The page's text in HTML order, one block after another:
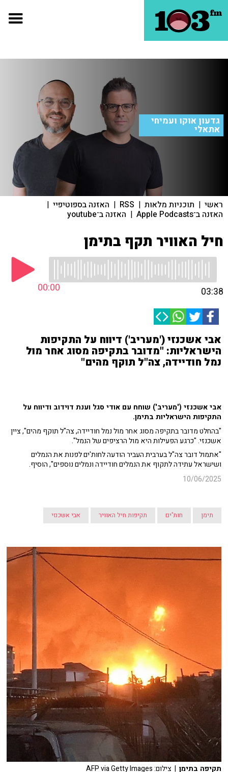
גדעון אוקו ועמיחי
אתאלי
ראשי | תוכניות מלאות |
RSS
| האזנה בספוטיפיי |
האזנה ב־Apple Podcasts | האזנה ב־youtube
חיל האוויר תקף בתימן
00:00 03:38
אבי אשכנזי ('מעריב') דיווח על התקיפות
הישראליות: "מדובר בתקיפה מסוג אחר מול
נמל חודיידה, צה"ל תוקף מהים"
אבי אשכנזי ('מעריב') שוחח עם אודי סגל וענת דוידוב ודיווח על
התקיפות הישראליות בתימן.
"בהחלט מדובר בתקיפה מסוג אחר מול נמל חודיידה, צה"ל תוקף מהים", ציין
אשכנזי. "כרגע הפעילות היא מול הרציפים של הנמל".
"אתמול דובר צה"ל בערבית העביר הודעה לחות'ים לפנות את הנמלים
ושישראל עתידה לתקוף את הנמלים חודיידה ונמלים נוספים", הוסיף.
10/06/2025
תימן חות'ים תקיפות חיל האוויר אבי אשכנזי
תקיפה בתימן | צילום: AFP via Getty Images